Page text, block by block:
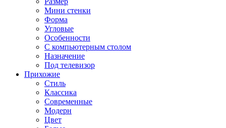
Мини стенки
Форма
Угловые
Особенности
С компьютерным столом
Назначение
Под телевизор
Прихожие
Стиль
Классика
Современные
Модерн
Цвет